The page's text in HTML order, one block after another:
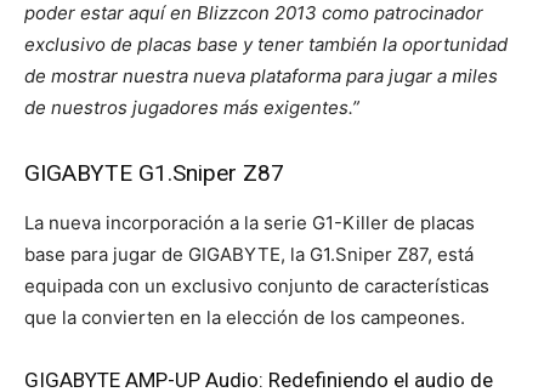
poder estar aquí en Blizzcon 2013 como patrocinador
exclusivo de placas base y tener también la oportunidad
de mostrar nuestra nueva plataforma para jugar a miles
de nuestros jugadores más exigentes.”
GIGABYTE G1.Sniper Z87
La nueva incorporación a la serie G1-Killer de placas
base para jugar de GIGABYTE, la G1.Sniper Z87, está
equipada con un exclusivo conjunto de características
que la convierten en la elección de los campeones.
GIGABYTE AMP-UP Audio: Redefiniendo el audio de